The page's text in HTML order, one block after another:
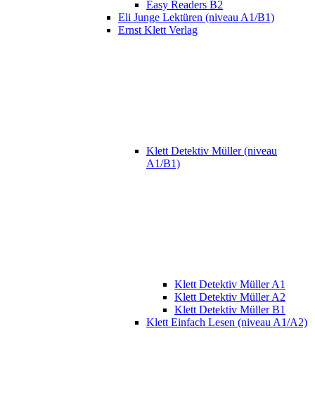
Easy Readers B2
Eli Junge Lektüren (niveau A1/B1)
Ernst Klett Verlag
Klett Detektiv Müller (niveau
A1/B1)
Klett Detektiv Müller A1
Klett Detektiv Müller A2
Klett Detektiv Müller B1
Klett Einfach Lesen (niveau A1/A2)